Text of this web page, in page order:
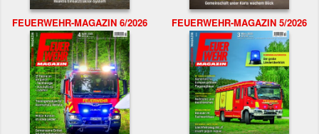
FEUERWEHR-MAGAZIN 6/2026 FEUERWEHR-MAGAZIN 5/2026